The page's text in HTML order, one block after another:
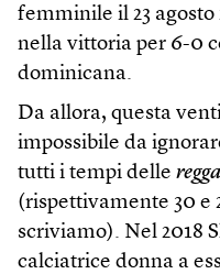
femminile il 23 agosto
nella vittoria per 6-0
dominicana.
Da allora, questa
impossibile da
tutti i tempi delle
(rispettivamente 30 e
scriviamo). Nel 2018
calciatrice donna a